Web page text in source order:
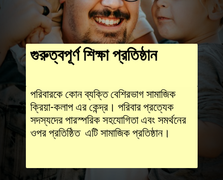
গুরুত্বপূর্ণ শিক্ষা প্রতিষ্ঠান
পরিবারকে কোন ব্যক্তি বেশিরভাগ সামাজিক
ক্রিয়া-কলাপ এর কেন্দ্র। পরিবার প্রত্যেক
সদস্যদের পারস্পরিক সহযোগিতা এবং সমর্থনের
ওপর প্রতিষ্ঠিত এটি সামাজিক প্রতিষ্ঠান।